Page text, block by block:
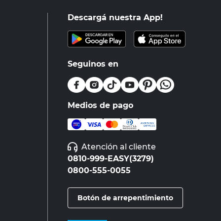
Descargá nuestra App!
Seguinos en
Medios de pago
Atención al cliente
0810-999-EASY(3279)
0800-555-0055
Botón de arrepentimiento